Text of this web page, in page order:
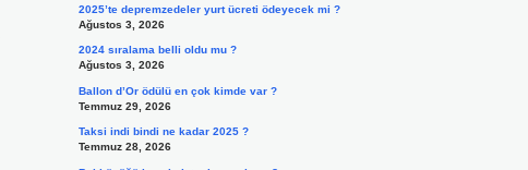
2025’te depremzedeler yurt ücreti ödeyecek mi ?
Ağustos 3, 2026
2024 sıralama belli oldu mu ?
Ağustos 3, 2026
Ballon d’Or ödülü en çok kimde var ?
Temmuz 29, 2026
Taksi indi bindi ne kadar 2025 ?
Temmuz 28, 2026